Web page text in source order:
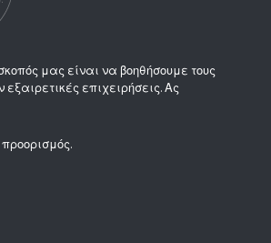
σκοπός μας είναι να βοηθήσουμε τους
εξαιρετικές επιχειρήσεις. Ας